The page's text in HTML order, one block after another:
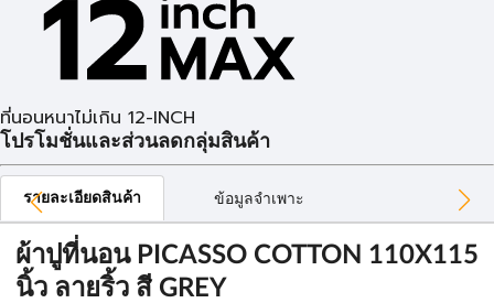
ที่นอนหนาไม่เกิน 12-INCH
โปรโมชั่นและส่วนลดกลุ่มสินค้า
รายละเอียดสินค้า ข้อมูลจำเพาะ
ผ้าปูที่นอน PICASSO COTTON 110X115
นิ้ว ลายริ้ว สี GREY